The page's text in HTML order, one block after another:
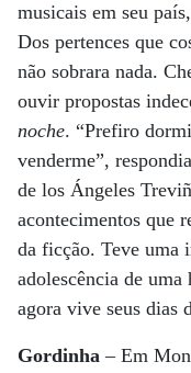
musicais em seu
Dos pertences que
não sobrara nada.
ouvir propostas
noche. “Prefiro
venderme”,
de los Ángeles
acontecimentos que
da ficção. Teve uma
adolescência de
agora vive seus dias
Gordinha – Em